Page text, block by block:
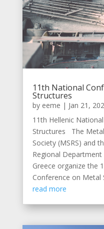
11th National
Structures
by eeme | Jan 21,
11th Hellenic
Structures The
Society (MSRS) and
Regional
Greece organize the
Conference on Metal
read more